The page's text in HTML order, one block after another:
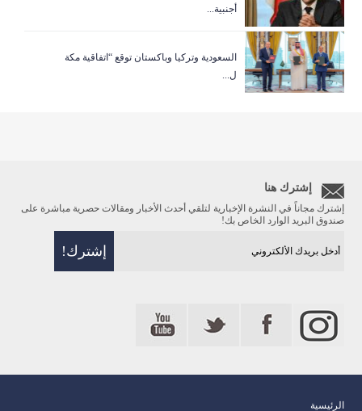
أجنبية...
السعودية وتركيا وباكستان توقع “اتفاقية مكة
ل...
إشترك هنا
إشترك مجاناً في النشرة الإخبارية لتلقي أحدث الأخبار ومقالات حصرية مباشرة على
صندوق البريد الوارد الخاص بك!
الرئيسية